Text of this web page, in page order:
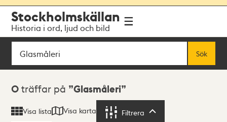
navigationen
huvudinnehållet
Stockholmskällan
Historia i ord, ljud och bild
Sök
Sök
Sökresultat
0 träffar på Glasmåleri
Visa lista Visa karta Filtrera